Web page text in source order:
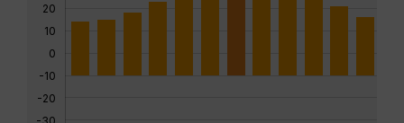
20
10
0
-10
-20